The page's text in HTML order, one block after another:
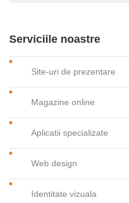
Serviciile noastre
Site-uri de prezentare
Magazine online
Aplicatii specializate
Web design
Identitate vizuala